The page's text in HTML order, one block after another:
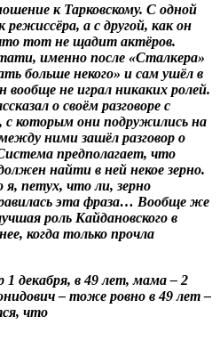
к Тарковскому. С одной
а с другой, как он
тот не щадит актёров.
именно после «Сталкера»
больше некого» и сам ушёл в
не играл никаких ролей.
о своём разговоре с
которым они подружились на
ними зашёл разговор о
предполагает, что
найти в ней некое зерно.
петух, что ли, зерно
эта фраза… Вообще же
роль Кайдановского в
когда только прочла
1 декабря, в 49 лет, мама – 2
– тоже ровно в 49 лет –
что